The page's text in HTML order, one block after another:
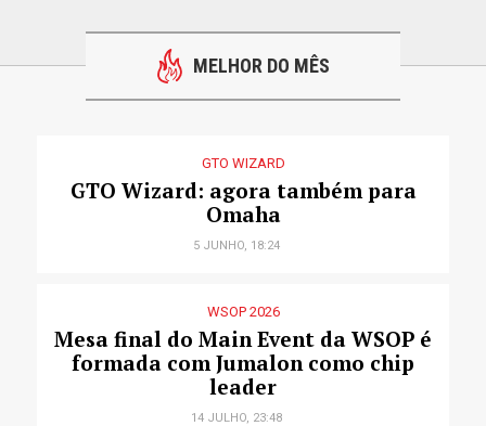
MELHOR DO MÊS
GTO WIZARD
GTO Wizard: agora também para
Omaha
5 JUNHO, 18:24
WSOP 2026
Mesa final do Main Event da WSOP é
formada com Jumalon como chip
leader
14 JULHO, 23:48